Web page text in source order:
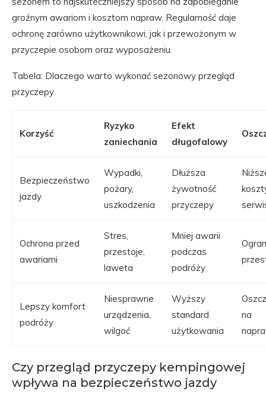
groźnym awariom i kosztom napraw. Regularność daje
ochronę zarówno użytkownikowi, jak i przewożonym w
przyczepie osobom oraz wyposażeniu.
Tabela: Dlaczego warto wykonać sezonowy przegląd
przyczepy
Korzyść
Ryzyko
zaniechania
Efekt
długofalowy
Bezpieczeństwo
jazdy
Wypadki,
pożary,
uszkodzenia
Dłuższa
żywotność
przyczepy
Ochrona przed
awariami
Stres,
przestoje,
laweta
Mniej awarii
podczas
podróży
Lepszy komfort
podróży
Niesprawne
urządzenia,
wilgoć
Wyższy
standard
użytkowania
na
Czy przegląd przyczepy kempingowej
wpływa na bezpieczeństwo jazdy